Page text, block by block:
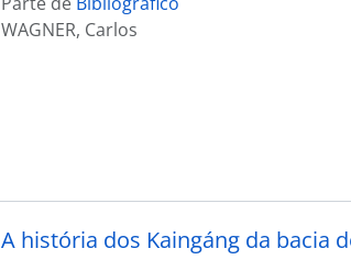
WAGNER, Carlos